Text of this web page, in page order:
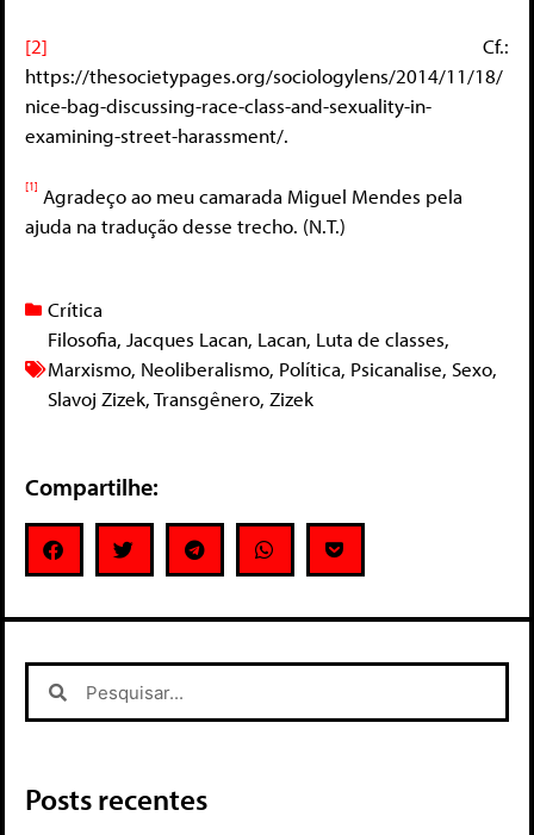
[2] Cf.:
https://thesocietypages.org/sociologylens/2014/11/18/
nice-bag-discussing-race-class-and-sexuality-in-
examining-street-harassment/.
[1] Agradeço ao meu camarada Miguel Mendes pela
ajuda na tradução desse trecho. (N.T.)
Crítica
Filosofia, Jacques Lacan, Lacan, Luta de classes,
Marxismo, Neoliberalismo, Política, Psicanalise, Sexo,
Slavoj Zizek,Transgênero, Zizek
Compartilhe:
Posts recentes